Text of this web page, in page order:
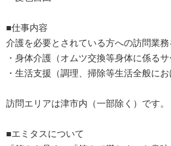
■仕事内容
介護を必要とされている方への訪問業務
・身体介護（オムツ交換等身体に係るサ
・生活支援（調理、掃除等生活全般にお
訪問エリアは津市内（一部除く）です。
■エミタスについて